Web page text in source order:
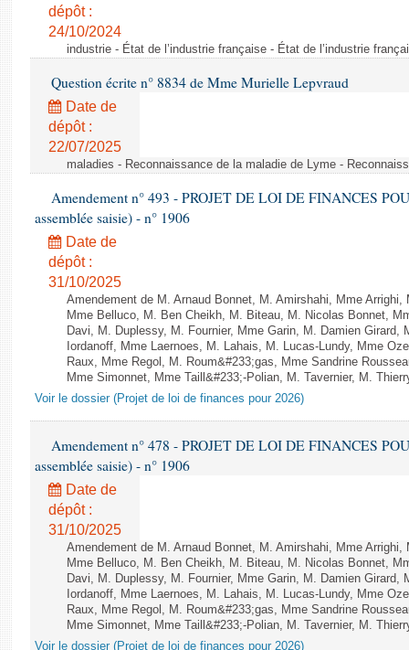
dépôt :
24/10/2024
industrie - État de l’industrie française - État de l’industrie
Question écrite n° 8834 de Mme Murielle Lepvraud
Date de
dépôt :
22/07/2025
maladies - Reconnaissance de la maladie de Lyme -
Amendement n° 493 - PROJET DE LOI DE FINANCES
assemblée saisie) - n° 1906
Date de
dépôt :
31/10/2025
Amendement de M. Arnaud Bonnet, M. Amirshahi, Mme
Mme Belluco, M. Ben Cheikh, M. Biteau, M. Nicolas Bonnet,
Davi, M. Duplessy, M. Fournier, Mme Garin, M. Damien Girard,
Iordanoff, Mme Laernoes, M. Lahais, M. Lucas-Lundy, Mme
Raux, Mme Regol, M. Roum&#233;gas, Mme Sandrine
Mme Simonnet, Mme Taill&#233;-Polian, M. Tavernier, M.
Voir le dossier (Projet de loi de finances pour 2026)
Amendement n° 478 - PROJET DE LOI DE FINANCES
assemblée saisie) - n° 1906
Date de
dépôt :
31/10/2025
Amendement de M. Arnaud Bonnet, M. Amirshahi, Mme
Mme Belluco, M. Ben Cheikh, M. Biteau, M. Nicolas Bonnet,
Davi, M. Duplessy, M. Fournier, Mme Garin, M. Damien Girard,
Iordanoff, Mme Laernoes, M. Lahais, M. Lucas-Lundy, Mme
Raux, Mme Regol, M. Roum&#233;gas, Mme Sandrine
Mme Simonnet, Mme Taill&#233;-Polian, M. Tavernier, M.
Voir le dossier (Projet de loi de finances pour 2026)